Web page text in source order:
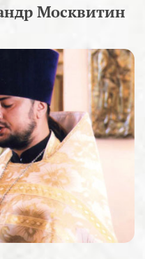
Москвитин